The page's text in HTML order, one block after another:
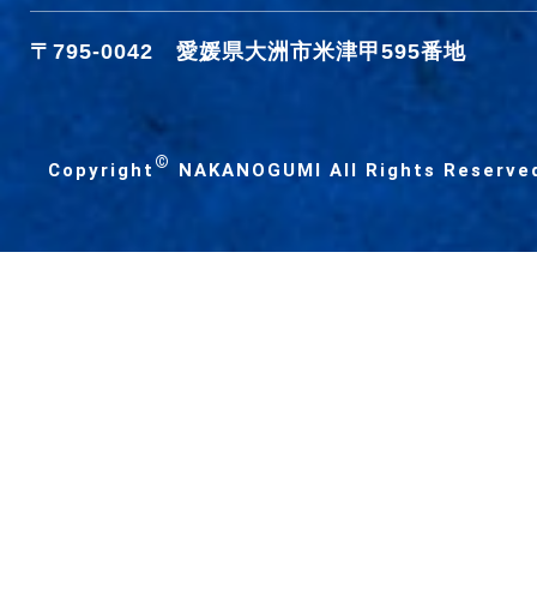
〒795-0042 愛媛県大洲市米津甲595番地
Copyright © NAKANOGUMI All Rights